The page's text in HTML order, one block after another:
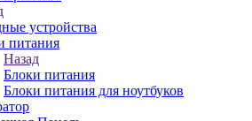
устройства
питания
Назад
Блоки питания
Блоки питания для ноутбуков